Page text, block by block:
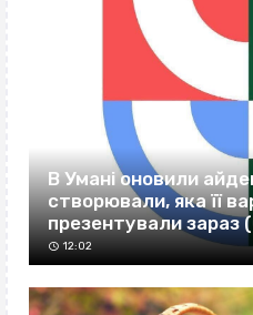
В Умані оновили
створювали, яка її
презентували
12:02